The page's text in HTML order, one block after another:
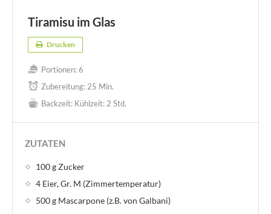
Tiramisu im Glas
Drucken
Portionen:6
Zubereitung: 25 Min.
Backzeit: Kühlzeit: 2 Std.
ZUTATEN
100 g Zucker
4 Eier, Gr. M (Zimmertemperatur)
500 g Mascarpone (z.B. von Galbani)